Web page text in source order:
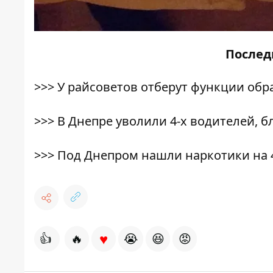
>>>У райсоветов отберут функции
>>> В Днепре уволили 4-х водителей,
>>> Под Днепром нашли наркотики на
👍 🔥 ♥ 😭 😆 😡